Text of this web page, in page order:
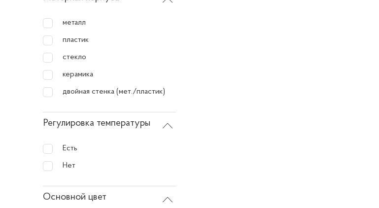
металл
пластик
стекло
керамика
двойная стенка (мет./пластик)
Регулировка температуры
Есть
Нет
Основной цвет